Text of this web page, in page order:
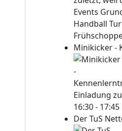
Events
Handball
Minikicker -
Einladung
16:30 -
Der TuS